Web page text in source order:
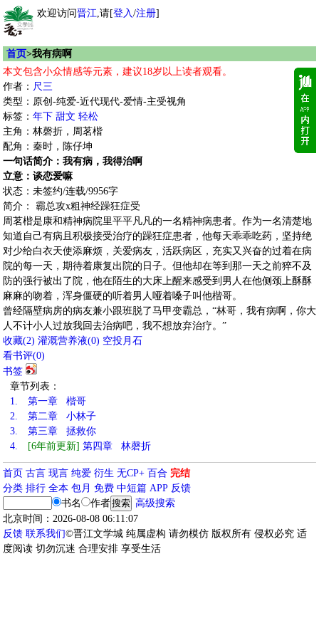
欢迎访问晋江,请[登入/注册]
首页>我有病啊
本文包含小众情感等元素，建议18岁以上读者观看。
作者： 尺三
类型：原创-纯爱-近代现代-爱情-主受视角
标签： 年下 甜文 轻松
主角：林磬折，周茗楷
配角：秦时，陈仔坤
一句话简介：我有病，我得治啊
立意：谈恋爱嘛
状态：未签约/连载/9956字
简介： 霸总攻x粗神经躁狂症受
周茗楷是康和精神病院里平平凡凡的一名精神病患者。作为一名清楚地
知道自己有病且积极接受治疗的躁狂症患者，他每天乖乖吃药，坚持绝
对少给白衣天使添麻烦，关爱病友，活跃病区，充实又兴奋的过着在病
院的每一天，期待着康复出院的日子。但他却在等到那一天之前猝不及
防的强行被出了院，他在陌生的大床上醒来感受到男人在他侧颈上酥酥
麻麻的吻着，浑身僵硬的听着男人哑着嗓子叫他楷哥。
曾经隔壁病房的病友兼小跟班脱了马甲变霸总，“林哥，我有病啊，你大
人不计小人过放我回去治病吧，我不想放弃治疗。”
收藏(2) 灌溉营养液(0) 空投月石
看书评(0)
书签
章节列表：
1.
第一章 楷哥
2.
第二章 小林子
3.
第三章 拯救你
4.
[6年前更新] 第四章 林磬折
首页 古言 现言 纯爱 衍生 无CP+ 百合 完结
分类 排行 全本 包月 免费 中短篇 APP 反馈
书名
作者
高级搜索
北京时间：2026-08-08 06:11:07
反馈 联系我们©晋江文学城 纯属虚构 请勿模仿 版权所有 侵权必究 适
度阅读 切勿沉迷 合理安排 享受生活